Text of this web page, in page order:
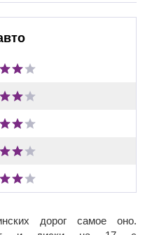
дорог самое оно.